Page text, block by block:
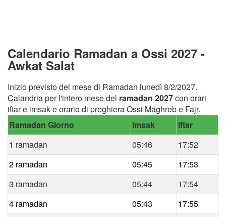
Calendario Ramadan a Ossi 2027 -
Awkat Salat
Inizio previsto del mese di Ramadan lunedì 8/2/2027.
Calandria per l'intero mese del ramadan 2027con orari
iftar e imsak e orario di preghiera Ossi Maghreb e Fajr.
Ramadan Giorno
Imsak
Iftar
1 ramadan
05:46
17:52
2 ramadan
05:45
17:53
3 ramadan
05:44
17:54
4 ramadan
05:43 17:55